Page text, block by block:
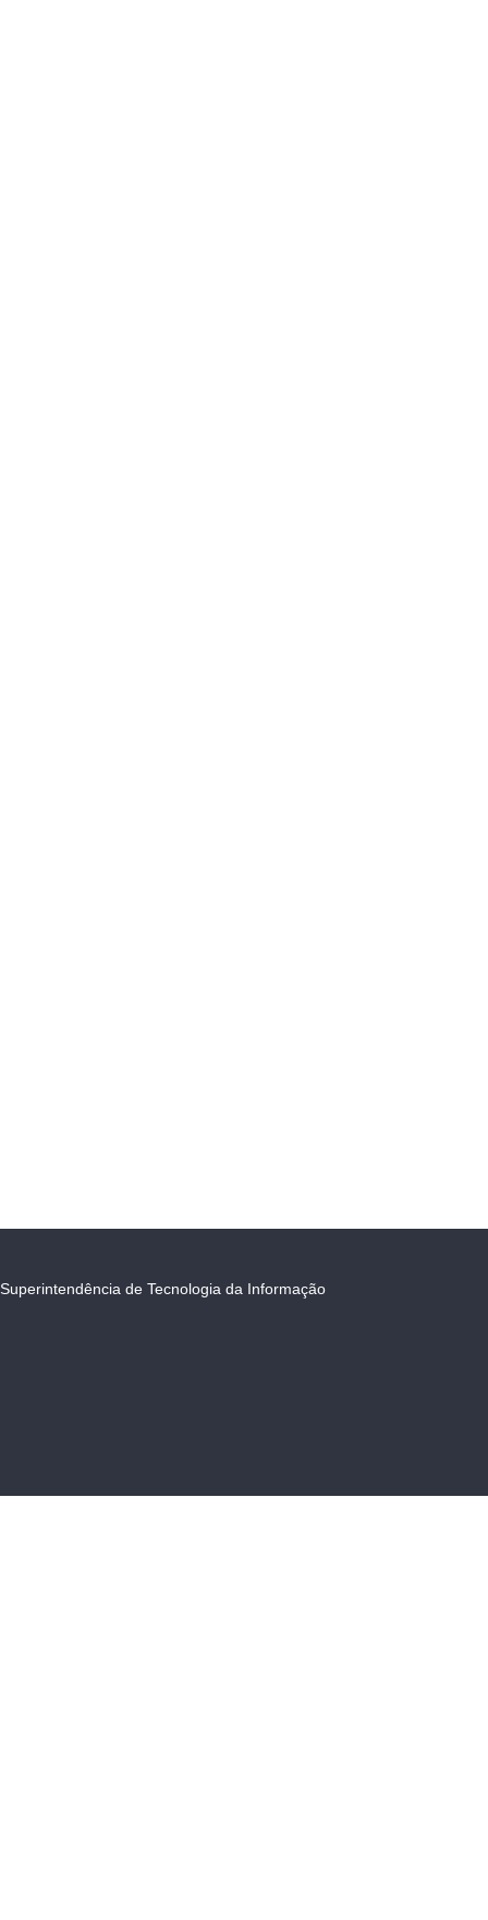
Superintendência de Tecnologia da Informação